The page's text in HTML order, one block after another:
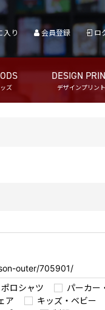
ズ
DESIGN
デザインプリント
入り 会員登録 ロ
outer/705901/
ポロシャツ パーカー
ア
キッズ・ベビー